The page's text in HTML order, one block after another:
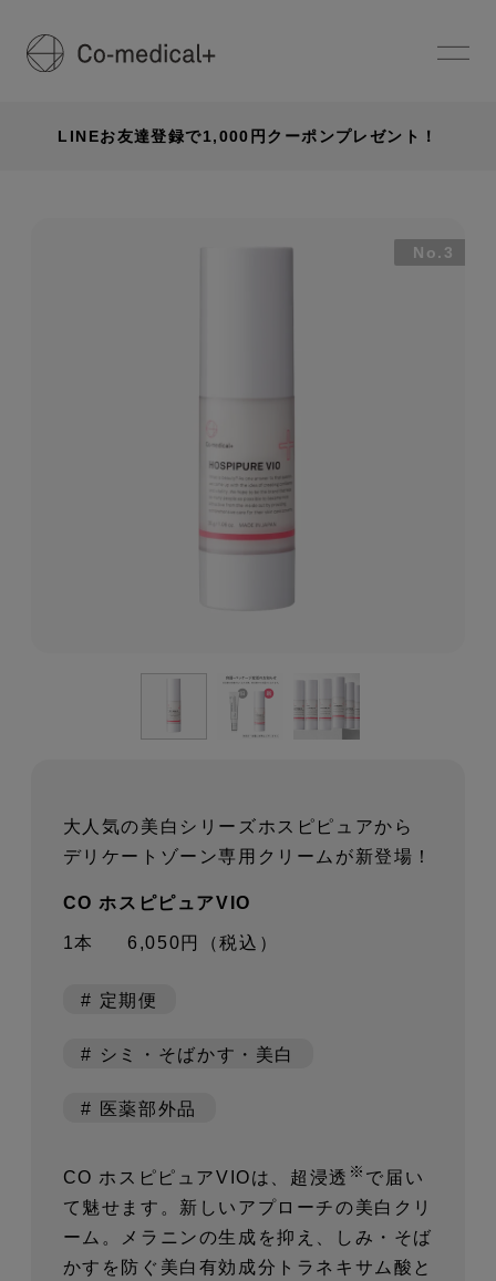
LINEお友達登録で1,000円クーポンプレゼント！
No.3
大人気の美白シリーズホスピピュアから
デリケートゾーン専用クリームが新登場！
CO ホスピピュアVIO
1本 6,050円（税込）
# 定期便
# シミ・そばかす・美白
# 医薬部外品
CO ホスピピュアVIOは、超浸透 ※ で届い
て魅せます。新しいアプローチの美白クリ
ーム。メラニンの生成を抑え、しみ・そば
かすを防ぐ美白有効成分トラネキサム酸と